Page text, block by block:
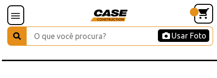
Usar Foto